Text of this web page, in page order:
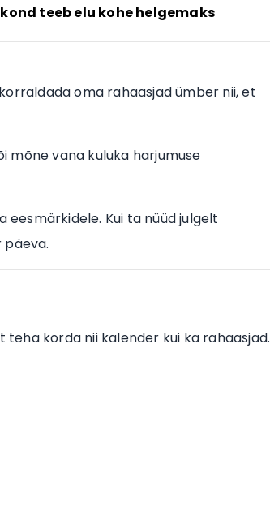
teeb elu kohe helgemaks
oma rahaasjad ümber nii, et
mõne vana kuluka harjumuse
Kui ta nüüd julgelt
päeva.
teha korda nii kalender kui ka rahaasjad.